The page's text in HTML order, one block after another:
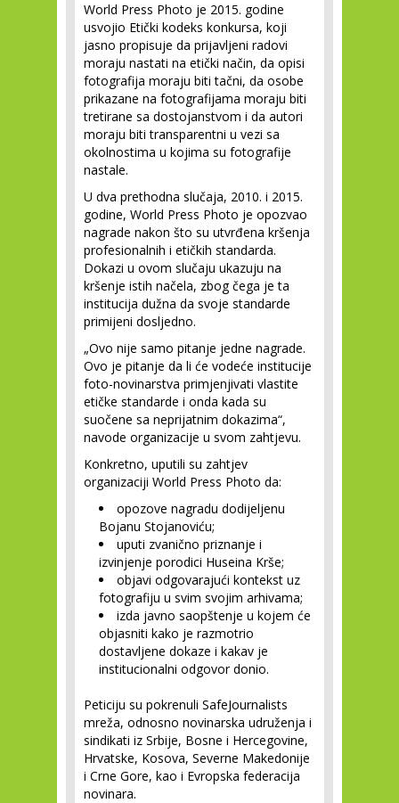
World Press Photo je 2015. godine
usvojio Etički kodeks konkursa, koji
jasno propisuje da prijavljeni radovi
moraju nastati na etički način, da opisi
fotografija moraju biti tačni, da osobe
prikazane na fotografijama moraju biti
tretirane sa dostojanstvom i da autori
moraju biti transparentni u vezi sa
okolnostima u kojima su fotografije
nastale.
U dva prethodna slučaja, 2010. i 2015.
godine, World Press Photo je opozvao
nagrade nakon što su utvrđena kršenja
profesionalnih i etičkih standarda.
Dokazi u ovom slučaju ukazuju na
kršenje istih načela, zbog čega je ta
institucija dužna da svoje standarde
primijeni dosljedno.
„Ovo nije samo pitanje jedne nagrade.
Ovo je pitanje da li će vodeće institucije
foto-novinarstva primjenjivati vlastite
etičke standarde i onda kada su
suočene sa neprijatnim dokazima“,
navode organizacije u svom zahtjevu.
Konkretno, uputili su zahtjev
organizaciji World Press Photo da:
opozove nagradu dodijeljenu
Bojanu Stojanoviću;
uputi zvanično priznanje i
izvinjenje porodici Huseina Krše;
objavi odgovarajući kontekst uz
fotografiju u svim svojim arhivama;
izda javno saopštenje u kojem će
objasniti kako je razmotrio
dostavljene dokaze i kakav je
institucionalni odgovor donio.
Peticiju su pokrenuli SafeJournalists
mreža, odnosno novinarska udruženja i
sindikati iz Srbije, Bosne i Hercegovine,
Hrvatske, Kosova, Severne Makedonije
i Crne Gore, kao i Evropska federacija
novinara.